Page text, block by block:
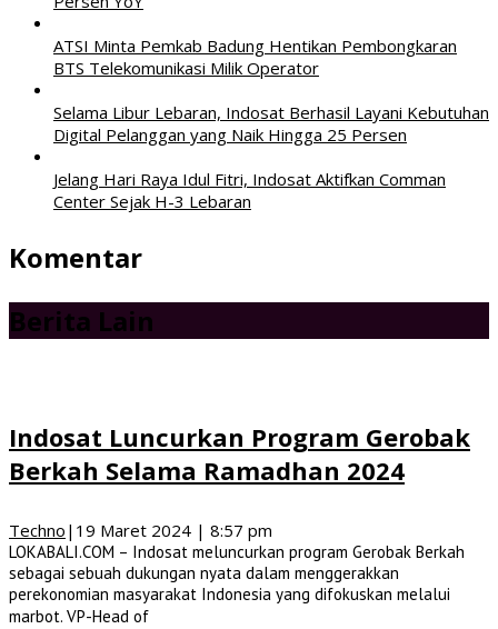
ATSI Minta Pemkab Badung Hentikan Pembongkaran
BTS Telekomunikasi Milik Operator
Selama Libur Lebaran, Indosat Berhasil Layani Kebutuhan
Digital Pelanggan yang Naik Hingga 25 Persen
Jelang Hari Raya Idul Fitri, Indosat Aktifkan Comman
Center Sejak H-3 Lebaran
Komentar
Berita Lain
Indosat Luncurkan Program Gerobak
Berkah Selama Ramadhan 2024
Techno | 19 Maret 2024 | 8:57 pm
LOKABALI.COM – Indosat meluncurkan program Gerobak Berkah
sebagai sebuah dukungan nyata dalam menggerakkan
perekonomian masyarakat Indonesia yang difokuskan melalui
marbot. VP-Head of